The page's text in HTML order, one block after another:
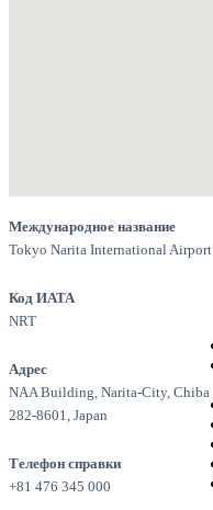
Международное название
Tokyo Narita International Airport
Код ИАТА
NRT
Адрес
NAA Building, Narita-City, Chiba
282-8601, Japan
Телефон справки
+81 476 345 000